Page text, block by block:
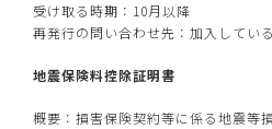
受け取る時期：10月以降
再発行の問い合わせ先：加入してい
地震保険料控除証明書
概要：損害保険契約等に係る地震等